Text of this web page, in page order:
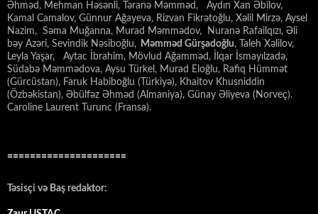
Əhməd, Mehman Həsənli, Təranə Məmməd, Aydın Xan Əbilov,
Kamal Camalov, Günnur Ağayeva, Rizvan Fikrətoğlu, Xəlil Mirzə, Aysel
Nazim, Səma Muğanna, Murad Məmmədov, Nuranə Rafailqızı, Əli
bəy Azəri, Sevindik Nəsiboğlu, Məmməd Gürşadoğlu, Taleh Xəlilov,
Leyla Yaşar, Aytac İbrahim, Mövlud Ağamməd, İlqar İsmayılzadə,
Südabə Məmmədova, Aysu Türkel, Murad Eloğlu, Rafiq Hümmət
(Gürcüstan), Faruk Habiboğlu (Türkiyə), Khaitov Khusniddin
(Özbəkistan), Əbülfəz Əhməd (Almaniya), Günay Əliyeva (Norveç).
Caroline Laurent Turunc (Fransa).
=====================
Təsisçi və Baş redaktor: